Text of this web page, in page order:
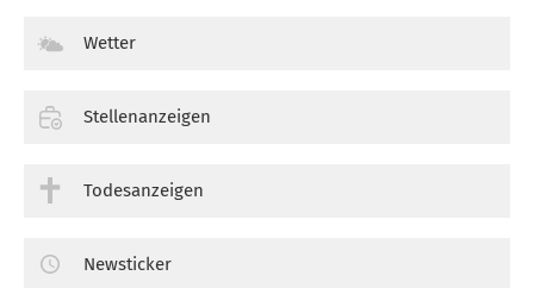
Wetter
Stellenanzeigen
Todesanzeigen
Newsticker